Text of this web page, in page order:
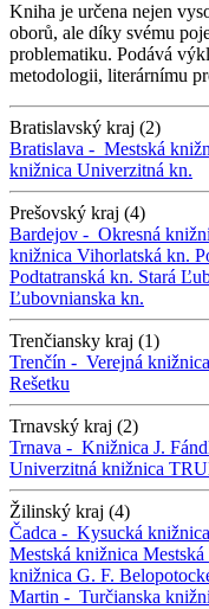
Kniha je určena nejen
oborů, ale díky svému
problematiku. Podává
metodologii, literárnímu
Bratislavský kraj (2)
Bratislava - Mestská
knižnica Univerzitná kn.
Prešovský kraj (4)
Bardejov - Okresná
knižnica Vihorlatská kn.
Podtatranská kn. Stará
Ľubovnianska kn.
Trenčiansky kraj (1)
Trenčín - Verejná
Rešetku
Trnavský kraj (2)
Trnava - Knižnica J.
Univerzitná knižnica
Žilinský kraj (4)
Čadca - Kysucká knižnica
Mestská knižnica Mestská
knižnica G. F.
Martin - Turčianska